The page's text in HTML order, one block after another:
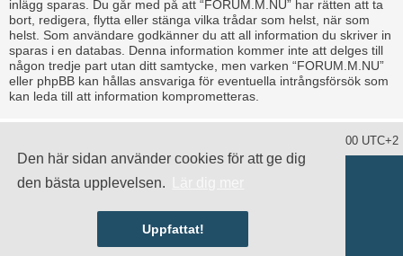
Den här sidan använder cookies för att ge dig
den bästa upplevelsen.
Uppfattat!
inlägg sparas. Du går med på att “FORUM.M.NU” har rätten att ta
bort, redigera, flytta eller stänga vilka trådar som helst, när som
helst. Som användare godkänner du att all information du skriver in
sparas i en databas. Denna information kommer inte att delges till
någon tredje part utan ditt samtycke, men varken “FORUM.M.NU”
eller phpBB kan hållas ansvariga för eventuella intrångsförsök som
kan leda till att information komprometteras.
Alla tidsangivelser är UTC+02:00 UTC+2
Swedish translation byphpBB Sweden
Användarvillkor